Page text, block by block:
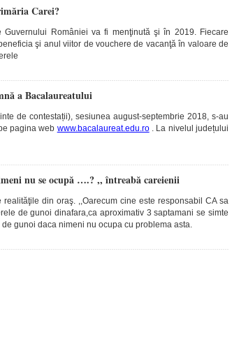
Carei?
României va fi menţinută şi în 2019. Fiecare
şi anul viitor de vouchere de vacanţă în valoare de
a Bacalaureatului
de contestații), sesiunea august-septembrie 2018, s-au
pagina web www.bacalaureat.edu.ro. La nivelul județului
nu se ocupă ….? ,, întreabă careienii
din oraş. ,,Oarecum cine este responsabil CA sa
de gunoi dinafara,ca aproximativ 3 saptamani se simte
gunoi daca nimeni nu ocupa cu problema asta.